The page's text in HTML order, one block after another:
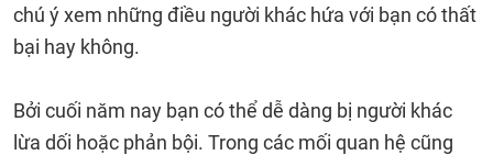
chú ý xem những điều người khác hứa với bạn có thất
bại hay không.
Bởi cuối năm nay bạn có thể dễ dàng bị người khác
lừa dối hoặc phản bội. Trong các mối quan hệ cũng